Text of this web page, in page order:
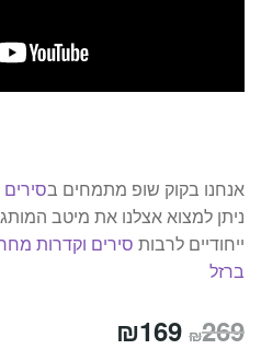
אנחנו בקוק שופ מתמחים ב
ניתן למצוא אצלנו את מיטב
ייחודיים לרבות סירים וקדרות
ברזל
₪269 המחיר
₪169